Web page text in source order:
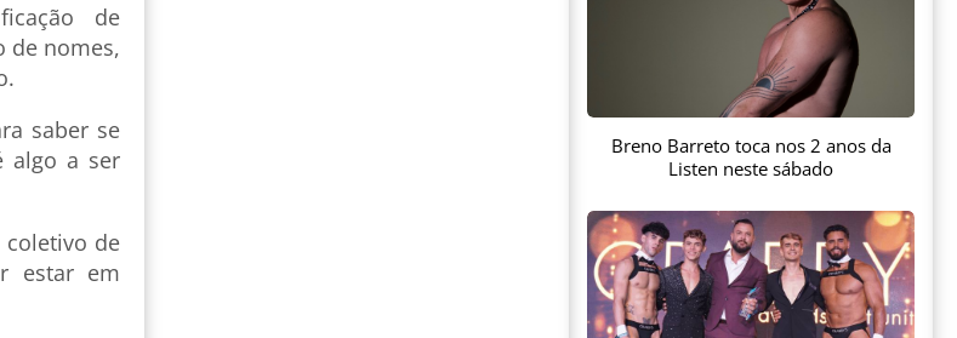
de
de nomes,
saber se
algo a ser
de
estar em
Breno Barreto toca nos 2 anos da
Listen neste sábado